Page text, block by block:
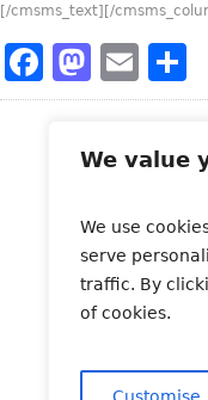
We value
We use
serve
traffic. By
of cookies.
[/cmsms_text][/
Facebook